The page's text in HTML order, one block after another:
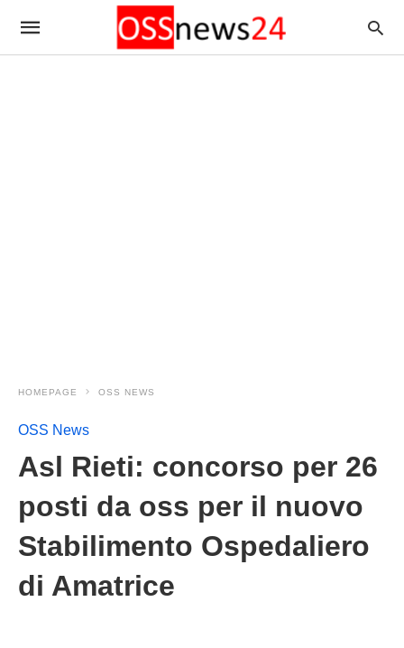
HOMEPAGE OSS NEWS
OSS News
Asl Rieti: concorso per 26
posti da oss per il nuovo
Stabilimento Ospedaliero
di Amatrice